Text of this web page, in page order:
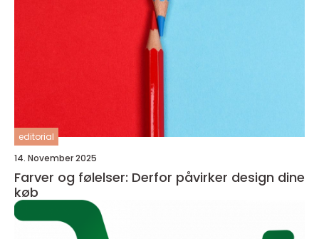
editorial
14. November 2025
Farver og følelser: Derfor påvirker design dine
køb